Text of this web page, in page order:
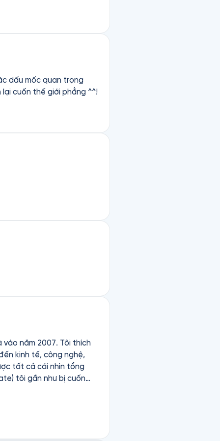
dấu mốc quan trọng
cuốn thế giới phẳng ^^!
2007. Tôi thích
kinh tế, công nghệ,
tất cả cái nhìn tổng